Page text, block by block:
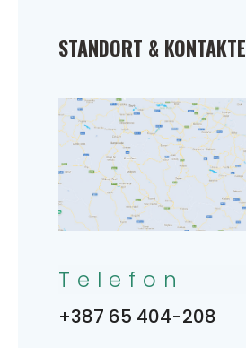
STANDORT & KONTAKTE
Telefon
+387 65 404-208